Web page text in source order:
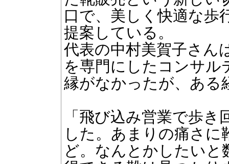
口で、美しく快適な歩
提案している。
代表の中村美賀子さん
を専門にしたコンサル
縁がなかったが、ある
「飛び込み営業で歩
した。あまりの痛さ
ど。なんとかしたいと